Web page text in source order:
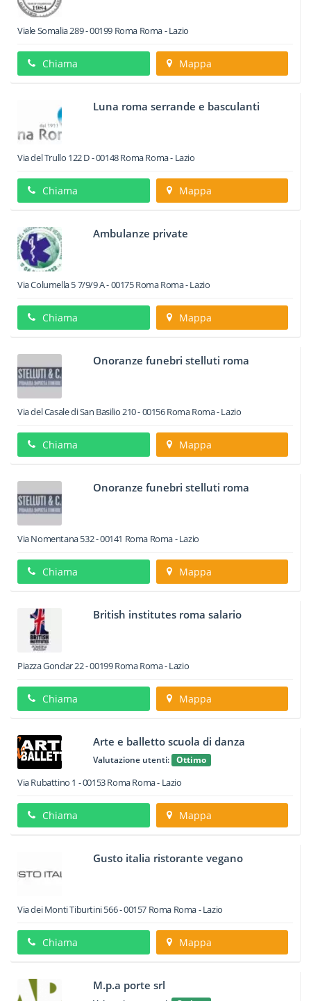
Viale Somalia 289-00199 Roma Roma -Lazio
Chiama Mappa
Luna roma serrande e basculanti
Via del Trullo 122 D-00148RomaRoma - Lazio
Chiama Mappa
Ambulanze private
Via Columella 5 7/9/9 A-00175RomaRoma -Lazio
Chiama Mappa
Onoranze funebri stelluti roma
Via del Casale di San Basilio 210-00156RomaRoma -Lazio
Chiama Mappa
Onoranze funebri stelluti roma
Via Nomentana 532-00141 Roma Roma -Lazio
Chiama Mappa
British institutes roma salario
Piazza Gondar 22-00199RomaRoma -Lazio
Chiama Mappa
Arte e balletto scuola di danza
Valutazione utenti: Ottimo
Via Rubattino 1 -00153RomaRoma - Lazio
Chiama Mappa
Gusto italia ristorante vegano
Via dei Monti Tiburtini 566-00157 Roma Roma -Lazio
Chiama Mappa
M.p.a porte srl